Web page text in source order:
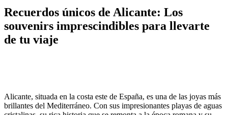
Recuerdos únicos de Alicante: Los
souvenirs imprescindibles para llevarte
de tu viaje
Alicante, situada en la costa este de España, es una de las joyas más
brillantes del Mediterráneo. Con sus impresionantes playas de aguas